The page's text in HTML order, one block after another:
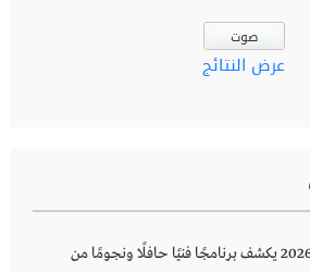
عرض النتائج
مهرجان صيف الأوداية 2026 يكشف برنامجًا فنيًا حافلًا ونجومًا من